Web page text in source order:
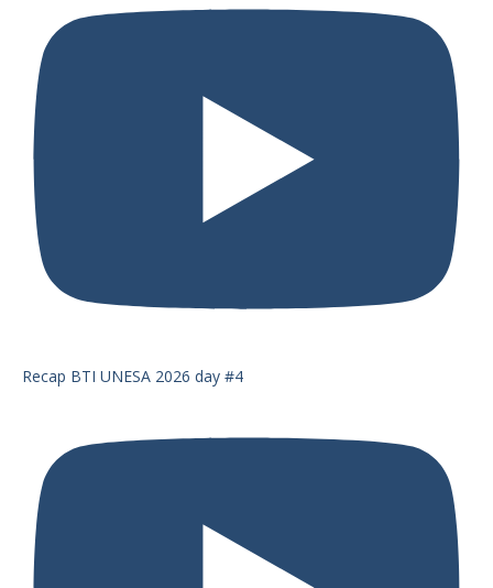
Recap BTI UNESA 2026 day #4